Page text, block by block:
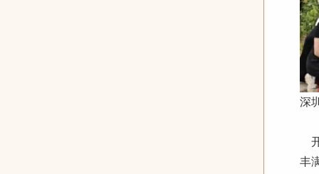
深
丰